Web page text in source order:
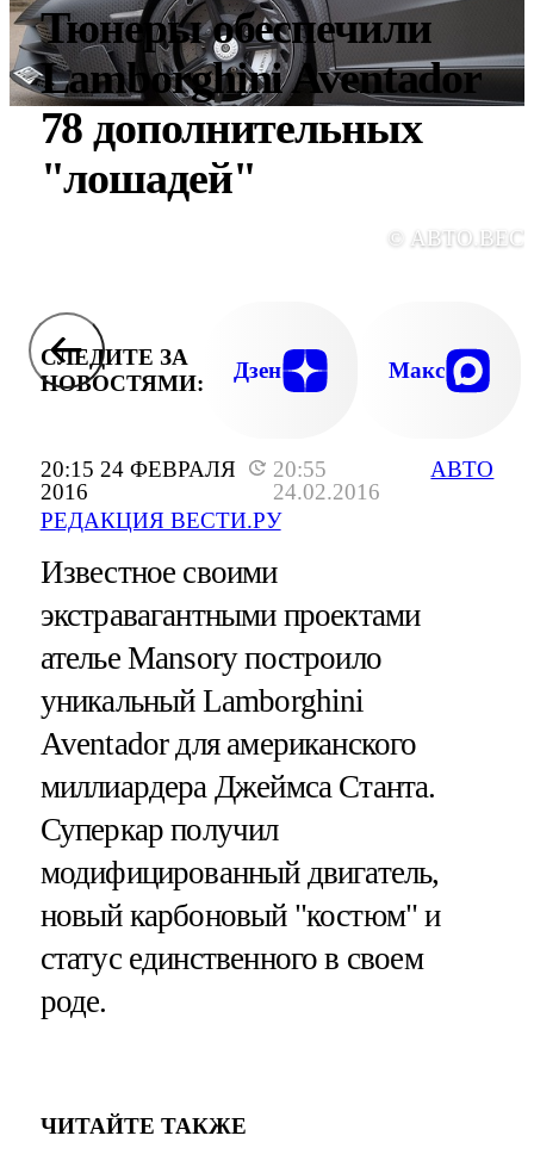
20:15 24 ФЕВРАЛЯ
2016
20:55
24.02.2016
РЕДАКЦИЯ ВЕСТИ.РУ
АВТО
Тюнеры обеспечили
Lamborghini Aventador
78 дополнительных
"лошадей"
©
СЛЕДИТЕ ЗА
НОВОСТЯМИ:
Дзен Макс
Известное своими
экстравагантными проектами
ателье Mansory построило
уникальный Lamborghini
Aventador для американского
миллиардера Джеймса Станта.
Суперкар получил
модифицированный двигатель,
новый карбоновый "костюм" и
статус единственного в своем
роде.
ЧИТАЙТЕ ТАКЖЕ